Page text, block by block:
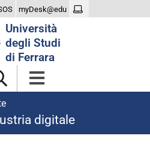
myDesk@edu
Università
degli Studi
di Ferrara
digitale